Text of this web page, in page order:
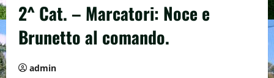
2^ Cat. – Marcatori: Noce e
Brunetto al comando.
admin